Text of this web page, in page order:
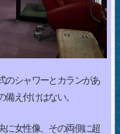
のシャワーとカランがあ
え付けはない。
に女性像、その両側に超